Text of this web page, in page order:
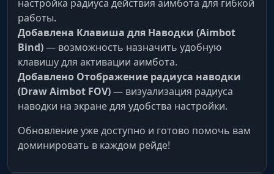
настройка радиуса действия аимбота для гибкой
работы.
Добавлена Клавиша для Наводки (Aimbot
Bind)— возможность назначить удобную
клавишу для активации аимбота.
Добавлено Отображение радиуса наводки
(Draw Aimbot FOV)— визуализация радиуса
наводки на экране для удобства настройки.
Обновление уже доступно и готово помочь вам
доминировать в каждом рейде!